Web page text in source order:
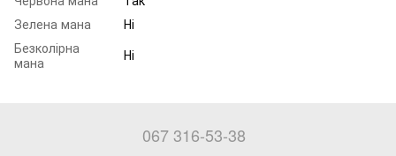
Зелена мана
Ні
Безколірна
мана
Ні
067 316-53-38